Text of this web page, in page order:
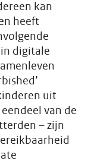
kan
heeft
digitale
uit
van de
– zijn